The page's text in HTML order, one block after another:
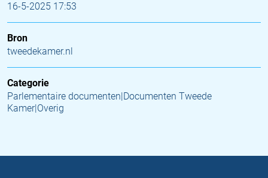
16-5-2025 17:53
Bron
tweedekamer.nl
Categorie
Parlementaire documenten|Documenten Tweede
Kamer|Overig